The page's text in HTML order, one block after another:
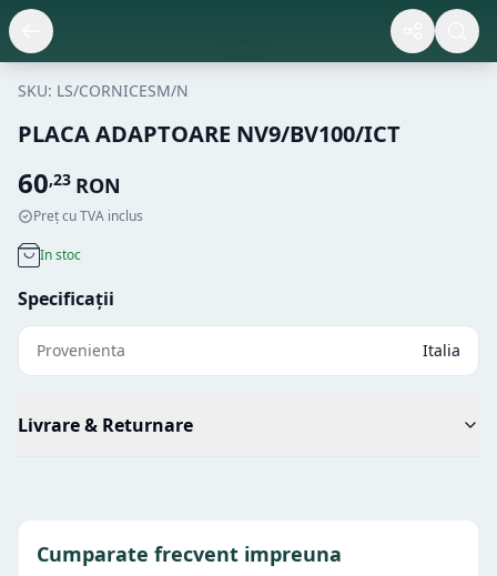
SKU: LS/CORNICESM/N
PLACA ADAPTOARE NV9/BV100/ICT
60,23 RON
Preț cu TVA inclus
In stoc
Specificații
Provenienta Italia
Livrare & Returnare
Cumparate frecvent impreuna